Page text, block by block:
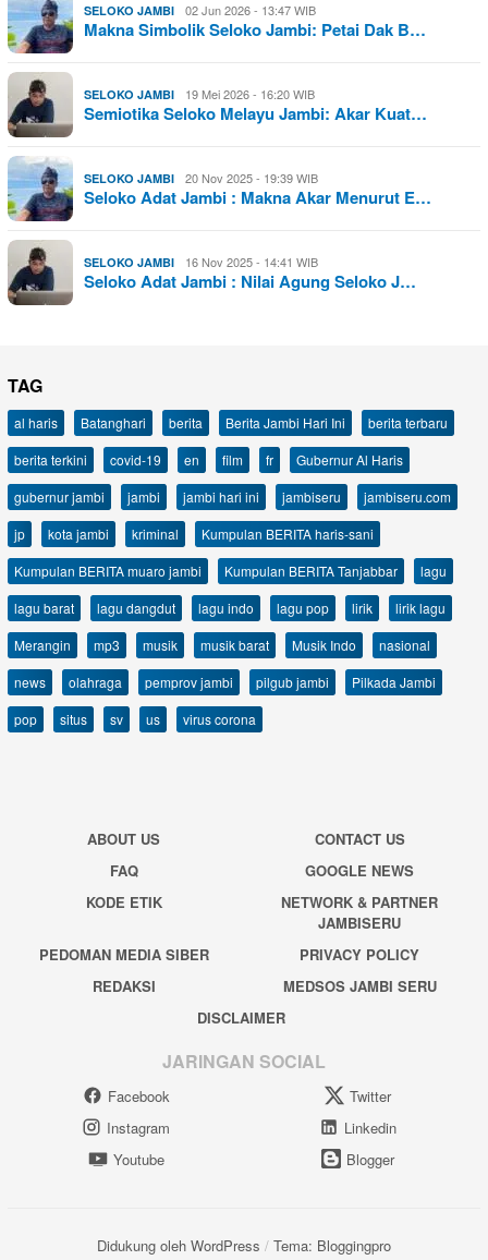
SELOKO JAMBI 02 Jun 2026 - 13:47 WIB
Makna Simbolik Seloko Jambi: Petai Dak B…
SELOKO JAMBI 19 Mei 2026 - 16:20 WIB
Semiotika Seloko Melayu Jambi: Akar Kuat…
SELOKO JAMBI 20 Nov 2025 - 19:39 WIB
Seloko Adat Jambi : Makna Akar Menurut E…
SELOKO JAMBI 16 Nov 2025 - 14:41 WIB
Seloko Adat Jambi : Nilai Agung Seloko J…
TAG
al haris Batanghari berita Berita Jambi Hari Ini
berita terbaru
berita terkini
covid-19 en film fr
Gubernur Al Haris
gubernur jambi
jambi jambi hari ini jambiseru
jambiseru.com
jp
kota jambi kriminal
Kumpulan BERITA haris-sani
Kumpulan BERITA muaro jambi
Kumpulan BERITA Tanjabbar
lagu
lagu barat
lagu dangdut lagu indo lagu pop lirik
lirik lagu
Merangin
mp3 musik musik barat Musik Indo
nasional
news
olahraga pemprov jambi pilgub jambi
Pilkada Jambi
pop
situs sv us virus corona
ABOUT US
CONTACT US
FAQ
GOOGLE NEWS
KODE ETIK
NETWORK & PARTNER
JAMBISERU
PEDOMAN MEDIA SIBER
PRIVACY POLICY
REDAKSI
MEDSOS JAMBI SERU
DISCLAIMER
JARINGAN SOCIAL
Facebook
Twitter
Instagram
Linkedin
Youtube
Blogger
Didukung oleh WordPress / Tema: Bloggingpro